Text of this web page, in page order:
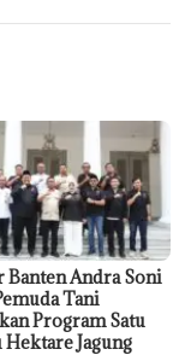
Andra Soni
Tani
Program Satu
Hektare Jagung